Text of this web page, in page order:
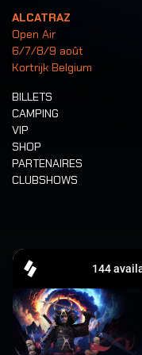
ALCATRAZ
Open Air
6/7/8/9 août
Kortrijk Belgium
BILLETS
CAMPING
VIP
SHOP
PARTENAIRES
CLUBSHOWS